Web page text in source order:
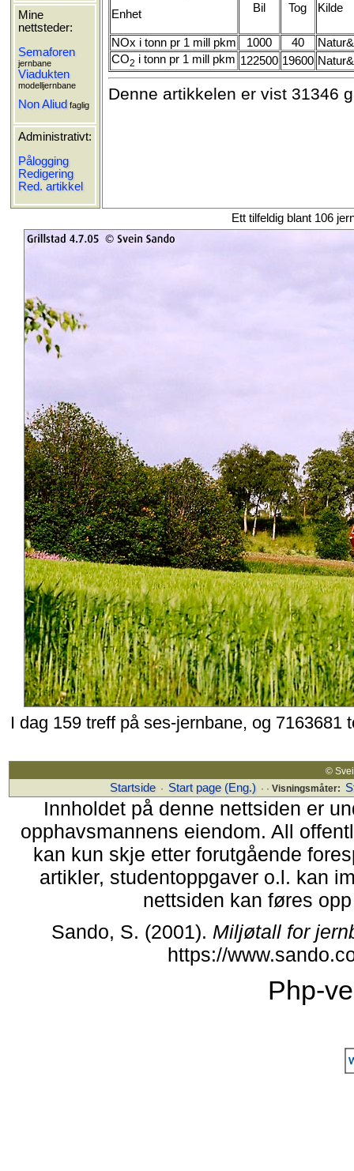
Mine
nettsteder:
Semaforen
jernbane
Viadukten
modelljernbane
Non Aliud faglig
Administrativt:
Pålogging
Redigering
Red. artikkel
Enhet
Bil Tog Kilde
NOx i tonn pr 1 mill pkm 1000 40
CO2 i tonn pr 1 mill pkm 122500 19600
Denne artikkelen er vist 31346
Ett tilfeldig blant 106
I dag 159 treff på ses-jernbane, og
©
Startside · Start page (Eng.) · · Visningsmåter:
Innholdet på denne nettsiden er
opphavsmannens eiendom. All
kan kun skje etter forutgående
artikler, studentoppgaver o.l. kan
nettsiden kan føres
Sando, S. (2001). Miljøtall for
https://
Php-